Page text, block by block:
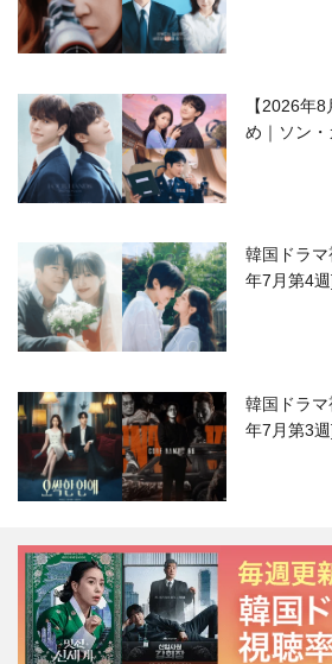
【2026年
め｜ソン・
韓国ドラ
年7月第4
韓国ドラ
年7月第3